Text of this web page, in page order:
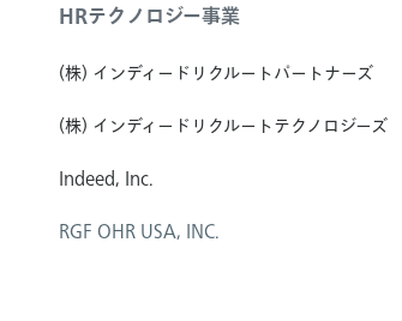
HRテクノロジー事業
(株) インディードリクルートパートナーズ
(株) インディードリクルートテクノロジーズ
Indeed, Inc.
RGF OHR USA, INC.